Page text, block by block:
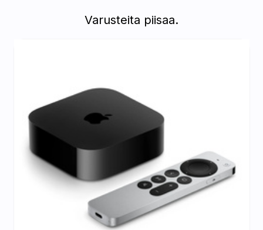
Varusteita piisaa.